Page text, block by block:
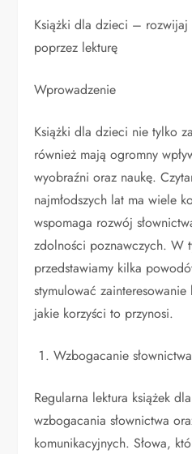
Książki dla dzieci – rozwijaj
poprzez lekturę
Wprowadzenie
Książki dla dzieci nie tylko
również mają ogromny
wyobraźni oraz naukę.
najmłodszych lat ma wiele
wspomaga rozwój
zdolności poznawczych. W
przedstawiamy kilka
stymulować
jakie korzyści to przynosi.
Wzbogacanie
Regularna lektura książek
wzbogacania słownictwa
komunikacyjnych. Słowa,